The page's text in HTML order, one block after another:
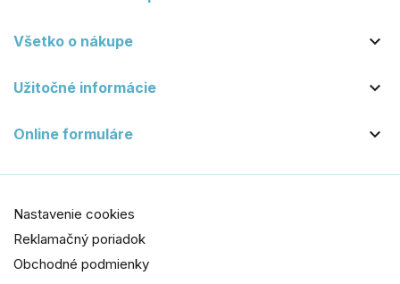
Všetko o nákupe 
Užitočné informácie 
Online formuláre 
Nastavenie cookies
Reklamačný poriadok
Obchodné podmienky